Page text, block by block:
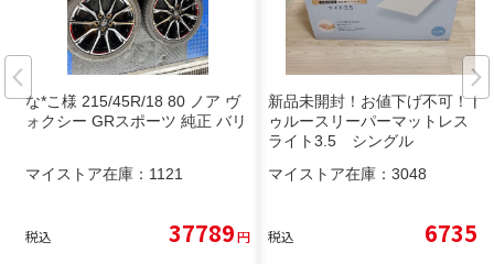
な*こ様 215/45R/18 80 ノア ヴ
ォクシー GRスポーツ 純正 バリ
マイストア在庫： 1121
税込 37789円
新品未開封！お値下げ不可！ト
ゥルースリーパーマットレス
ライト3.5 シングル
マイストア在庫： 3048
税込 6735